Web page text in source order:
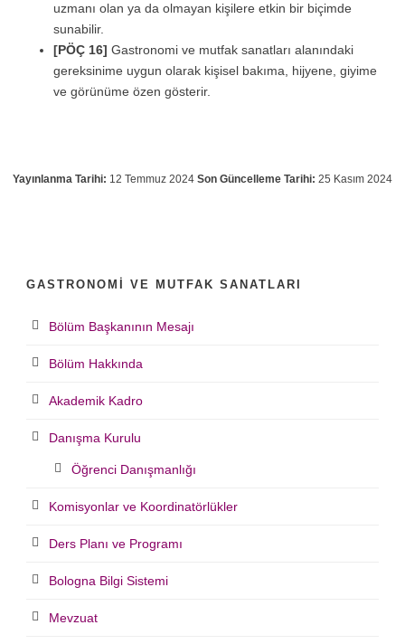
uzmanı olan ya da olmayan kişilere etkin bir biçimde
sunabilir.
[PÖÇ 16] Gastronomi ve mutfak sanatları alanındaki
gereksinime uygun olarak kişisel bakıma, hijyene, giyime
ve görünüme özen gösterir.
Yayınlanma Tarihi: 12 Temmuz 2024 Son Güncelleme Tarihi: 25 Kasım 2024
GASTRONOMI VE MUTFAK SANATLARI
Bölüm Başkanının Mesajı
Bölüm Hakkında
Akademik Kadro
Danışma Kurulu
Öğrenci Danışmanlığı
Komisyonlar ve Koordinatörlükler
Ders Planı ve Programı
Bologna Bilgi Sistemi
Mevzuat